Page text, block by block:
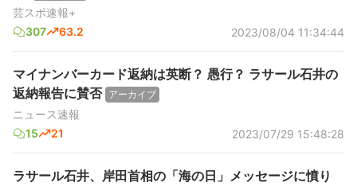
芸スポ速報+
307
63.2 2023/08/04 11:34:44
マイナンバーカード返納は英断？ 愚行？ ラサール石井の
返納報告に賛否 アーカイブ
ニュース速報
15
21 2023/07/29 15:48:28
ラサール石井、岸田首相の「海の日」メッセージに憤り